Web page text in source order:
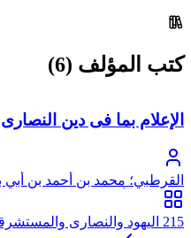
كتب المؤلف (6)
الإعلام بما فى دين
القرطبي؛ محمد بن أحمد بن
الأندلسي، أبو عبد الله، القرطبي
215 اليهود والنصارى والمستشرقون..